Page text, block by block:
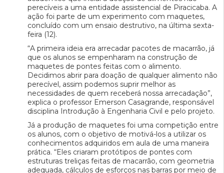
perecíveis a uma entidade assistencial de Piracicaba. A
ação foi parte de um experimento com maquetes,
concluído com um ensaio destrutivo, na última sexta-
feira (12).
“A primeira ideia era arrecadar pacotes de macarrão, já
que os alunos se empenharam na construção de
maquetes de pontes feitas com o alimento.
Decidimos abrir para doação de qualquer alimento não
perecível, assim podemos suprir melhor as
necessidades de quem receberá nossa arrecadação”,
explica o professor Emerson Casagrande, responsável
disciplina Introdução à Engenharia Civil e pelo projeto.
Já a produção de maquetes foi uma competição entre
os alunos, com o objetivo de motivá-los a utilizar os
conhecimentos adquiridos em aula de uma maneira
prática. “Eles criaram protótipos de pontes com
estruturas treliças feitas de macarrão, com geometria
adequada, cálculos de esforços nas barras por meio de